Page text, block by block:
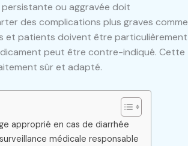
ou aggravée doit
des complications plus graves comme
et patients doivent être particulièrement
peut être contre-indiqué. Cette
sûr et adapté.
approprié en cas de diarrhée
médicale responsable